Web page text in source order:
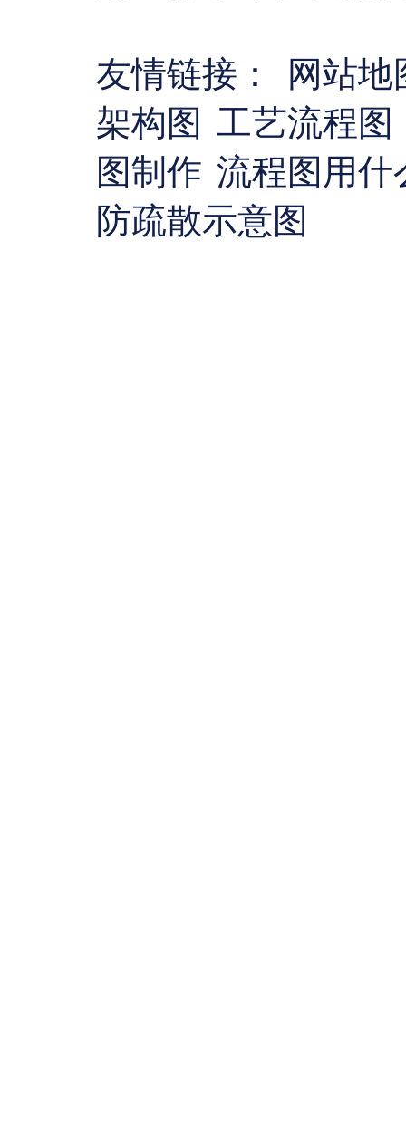
友情链接：
网站
架构图 工艺流程图
图制作 流程图用
防疏散示意图